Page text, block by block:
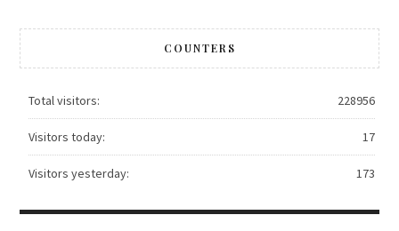
COUNTERS
228956
Total visitors:
17
Visitors today:
173
Visitors yesterday: